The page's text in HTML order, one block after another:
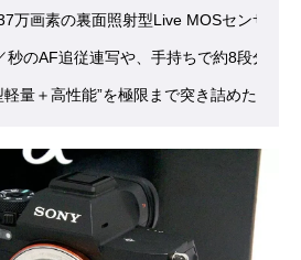
万画素の裏面照射型Live MOSセンサー
秒のAF追従連写や、手持ちで約8段分の
量＋高性能”を極限まで突き詰めた一